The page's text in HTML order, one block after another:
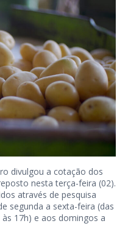
divulgou a cotação dos
nesta terça-feira (02).
através de pesquisa
segunda a sexta-feira (das
17h) e aos domingos a